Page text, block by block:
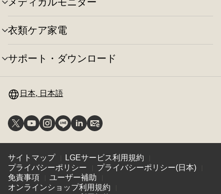
り
替
え
ー
の
切
り
替
え
メ
ニ
ュ
ー
の
切
り
替
衣類ケア家電
メ
ニ
ュ
ー
り
え
サポート・ダウンロード
メ
ー
の
り
替
え
日本, 日本語
サイトマップ
LGEサービス利用規約
プライバシーポリシー
プライバシーポリシー(日本)
免責事項
ユーザー補助
オンラインショップ利用規約